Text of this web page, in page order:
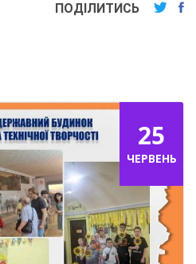
ПОДІЛИТИСЬ
25
ЧЕРВЕНЬ